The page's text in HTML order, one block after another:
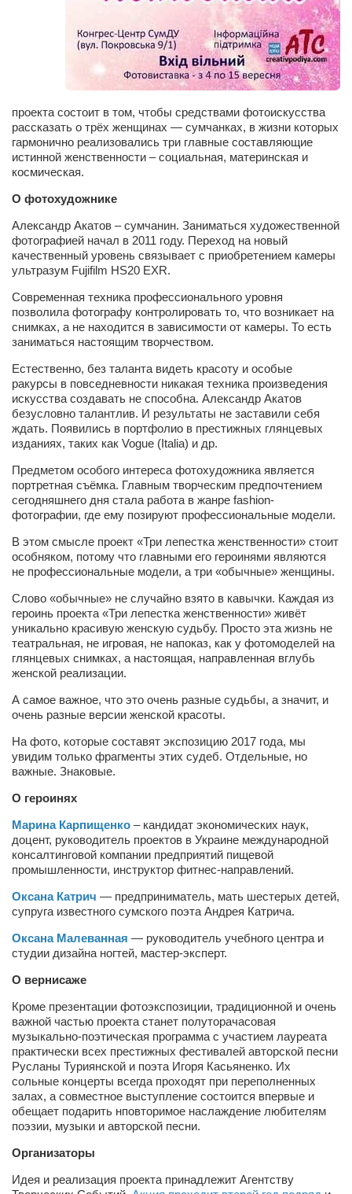
Александра Сокол
Игорь Добровольский
Ольга Козаченко
Александра Скорук
Евгений Полюхович
Ольга Чикина
Здоровье
Врач психиатр–нарколог Анплеев А.Б.
Косметологическое отделение КП Сумская
городская клиническая больница №4
Оптика — Медтехника
Тенториум -центр независимых дистрибьюторов
Кафе, клубы, рестораны
«Винегрет» — демократичный ресторан
«ЧАЙ — КАВА» магазин — кафе
Магазины
«CYCLE GARAGE» — магазин велосипедов
«Книголюб» — супермаркет
Багетный двор
МАГАЗИН СТИХОВ НА ЗАКАЗ
«Павел» — магазин мужской одежды
Туризм
Журналисты
Музыканты
Евгений Касьяненко
Денис Федченко
Звукорежиссёры
Писатели
Поэты
Режиссёры
Художники
Надія Белокур
проекта состоит в том, чтобы средствами фотоискусства
рассказать о трёх женщинах — сумчанках, в жизни которых
гармонично реализовались три главные составляющие
истинной женственности – социальная, материнская и
космическая.
О фотохудожнике
Александр Акатов – сумчанин. Заниматься художественной
фотографией начал в 2011 году. Переход на новый
качественный уровень связывает с приобретением камеры
ультразум Fujifilm HS20 EXR.
Современная техника профессионального уровня
позволила фотографу контролировать то, что возникает на
снимках, а не находится в зависимости от камеры. То есть
заниматься настоящим творчеством.
Естественно, без таланта видеть красоту и особые
ракурсы в повседневности никакая техника произведения
искусства создавать не способна. Александр Акатов
безусловно талантлив. И результаты не заставили себя
ждать. Появились в портфолио в престижных глянцевых
изданиях, таких как Vogue (Italia) и др.
Предметом особого интереса фотохудожника является
портретная съёмка. Главным творческим предпочтением
сегодняшнего дня стала работа в жанре fashion-
фотографии, где ему позируют профессиональные модели.
В этом смысле проект «Три лепестка женственности» стоит
особняком, потому что главными его героинями являются
не профессиональные модели, а три «обычные» женщины.
Слово «обычные» не случайно взято в кавычки. Каждая из
героинь проекта «Три лепестка женственности» живёт
уникально красивую женскую судьбу. Просто эта жизнь не
театральная, не игровая, не напоказ, как у фотомоделей на
глянцевых снимках, а настоящая, направленная вглубь
женской реализации.
А самое важное, что это очень разные судьбы, а значит, и
очень разные версии женской красоты.
На фото, которые составят экспозицию 2017 года, мы
увидим только фрагменты этих судеб. Отдельные, но
важные. Знаковые.
О героинях
Марина Карпищенко – кандидат экономических наук,
доцент, руководитель проектов в Украине международной
консалтинговой компании предприятий пищевой
промышленности, инструктор фитнес-направлений.
Оксана Катрич — предприниматель, мать шестерых детей,
супруга известного сумского поэта Андрея Катрича.
Оксана Малеванная — руководитель учебного центра и
студии дизайна ногтей, мастер-эксперт.
О вернисаже
Кроме презентации фотоэкспозиции, традиционной и очень
важной частью проекта станет полуторачасовая
музыкально-поэтическая программа с участием лауреата
практически всех престижных фестивалей авторской песни
Русланы Туриянской и поэта Игоря Касьяненко. Их
сольные концерты всегда проходят при переполненных
залах, а совместное выступление состоится впервые и
обещает подарить нповторимое наслаждение любителям
поэзии, музыки и авторской песни.
Организаторы
Идея и реализация проекта принадлежит Агентству